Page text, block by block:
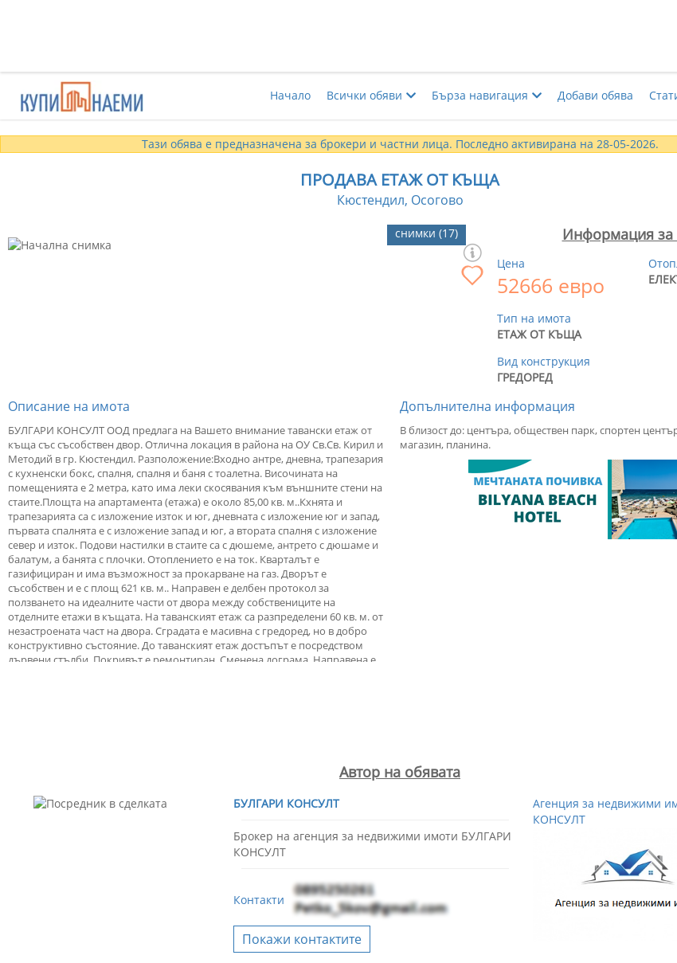
Начало Всички обяви Бърза навигация Добави обява
Тази обява е предназначена за брокери и частни лица. Последно активирана на 28-05-2026.
ПРОДАВА ЕТАЖ ОТ КЪЩА
Кюстендил, Осогово
снимки (17) Информация за
Цена
52666 евро
Тип на имота
ЕТАЖ ОТ КЪЩА
Вид конструкция
ГРЕДОРЕД
Описание на имота
БУЛГАРИ КОНСУЛТ ООД предлага на Вашето внимание тавански етаж от
къща със съсобствен двор. Отлична локация в района на ОУ Св.Св. Кирил и
Методий в гр. Кюстендил. Разположение:Входно антре, дневна, трапезария
с кухненски бокс, спалня, спалня и баня с тоалетна. Височината на
помещенията е 2 метра, като има леки скосявания към външните стени на
стаите.Площта на апартамента (етажа) е около 85,00 кв. м..Кхнята и
трапезарията са с изложение изток и юг, дневната с изложение юг и запад,
първата спалнята е с изложение запад и юг, а втората спалня с изложение
север и изток. Подови настилки в стаите са с дюшеме, антрето с дюшаме и
балатум, а банята с плочки. Отоплението е на ток. Кварталът е
газифициран и има възможност за прокарване на газ. Дворът е
съсобствен и е с площ 621 кв. м.. Направен е делбен протокол за
ползването на идеалните части от двора между собствениците на
отделните етажи в къщата. На таванският етаж са разпределени 60 кв. м. от
незастроената част на двора. Сградата е масивна с гредоред, но в добро
конструктивно състояние. До таванският етаж достъпът е посредством
дървени стълби. Покривът е ремонтиран. Сменена дограма. Направена е
Допълнителна информация
В близост до: центъра, обществен парк, спортен
магазин, планина.
Автор на обявата
БУЛГАРИ КОНСУЛТ
Брокер на агенция за недвижими имоти БУЛГАРИ
КОНСУЛТ
Контакти
Покажи контактите
Агенция за недвижими
КОНСУЛТ